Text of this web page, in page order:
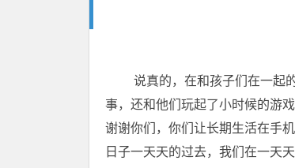
说真的，在和孩子们在一起的
事，还和他们玩起了小时候的游
谢谢你们，你们让长期生活在手
日子一天天的过去，我们在一天